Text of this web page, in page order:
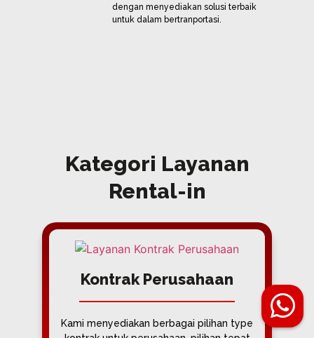
dengan menyediakan solusi terbaik
untuk dalam bertranportasi.
Kategori Layanan
Rental-in
Kontrak Perusahaan
Kami menyediakan berbagai pilihan type